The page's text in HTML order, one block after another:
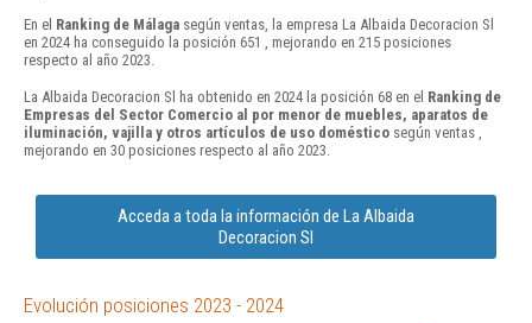
En el Ranking de Málaga según ventas, la empresa La Albaida Decoracion Sl
en 2024 ha conseguido la posición 651 , mejorando en 215 posiciones
respecto al año 2023.
La Albaida Decoracion Sl ha obtenido en 2024 la posición 68 en el Ranking de
Empresas del Sector Comercio al por menor de muebles, aparatos de
iluminación, vajilla y otros artículos de uso doméstico según ventas ,
mejorando en 30 posiciones respecto al año 2023.
Acceda a toda la información de La Albaida
Decoracion Sl
Evolución posiciones 2023 - 2024